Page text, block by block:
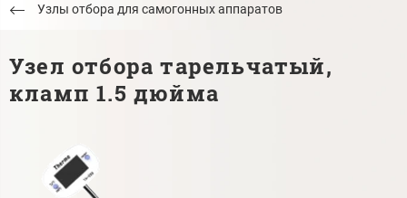
Узлы отбора для самогонных аппаратов
Узел отбора тарельчатый,
кламп 1.5 дюйма